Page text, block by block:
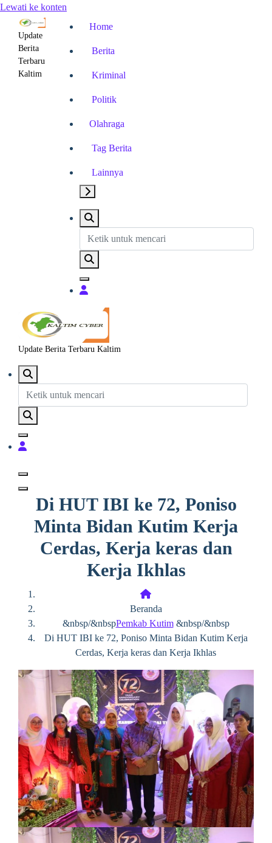
Lewati ke konten
Update
Berita
Terbaru
Kaltim
Home
Berita
Kriminal
Politik
Olahraga
Tag Berita
Lainnya
Update Berita Terbaru Kaltim
Di HUT IBI ke 72, Poniso
Minta Bidan Kutim Kerja
Cerdas, Kerja keras dan
Kerja Ikhlas
Beranda
&nbsp/&nbspPemkab Kutim&nbsp/&nbsp
Di HUT IBI ke 72, Poniso Minta Bidan Kutim Kerja
Cerdas, Kerja keras dan Kerja Ikhlas